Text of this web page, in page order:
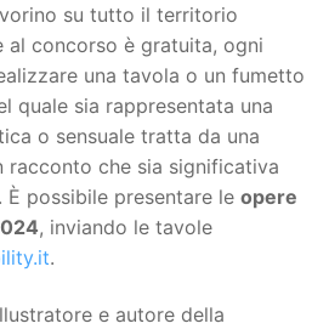
su tutto il territorio
al concorso è gratuita, ogni
una tavola o un fumetto
quale sia rappresentata una
o sensuale tratta da una
racconto che sia significativa
possibile presentare le opere
, inviando le tavole
.
e autore della